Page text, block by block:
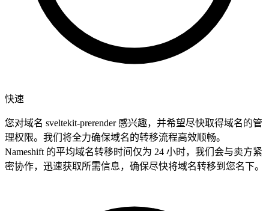
快速
您对域名 sveltekit-prerender 感兴趣，并希望尽快取得域名的管
理权限。我们将全力确保域名的转移流程高效顺畅。
Nameshift 的平均域名转移时间仅为 24 小时，我们会与卖方紧
密协作，迅速获取所需信息，确保尽快将域名转移到您名下。